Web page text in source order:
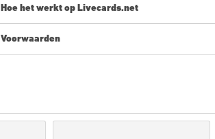
Hoe het werkt op Livecards.net
Nieuw op Livecards.net? Digitale codes kopen is snel
Voorwaarden
Je koopt alleen een digitaal product.